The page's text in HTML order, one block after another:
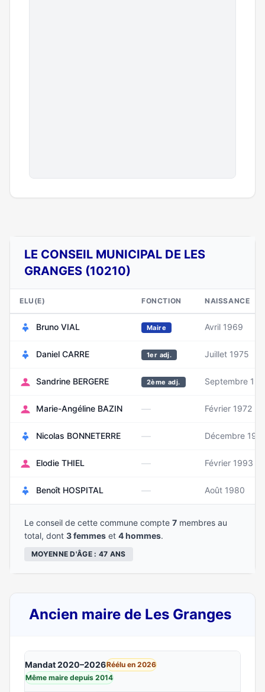
LE CONSEIL MUNICIPAL DE LES
GRANGES (10210)
ELU(E) FONCTION NAISSANCE
Bruno VIAL Maire Avril 1969
Daniel CARRE 1er adj. Juillet 1975
Sandrine BERGERE 2ème adj. Septembre
Marie-Angéline BAZIN — Février 1972
Nicolas BONNETERRE — Décembre
Elodie THIEL — Février 1993
Benoît HOSPITAL — Août 1980
Le conseil de cette commune compte 7 membres au
total, dont 3 femmes et 4 hommes.
MOYENNE D'ÂGE : 47 ANS
Ancien maire de Les Granges
Mandat 2020–2026Réélu en 2026
Même maire depuis 2014